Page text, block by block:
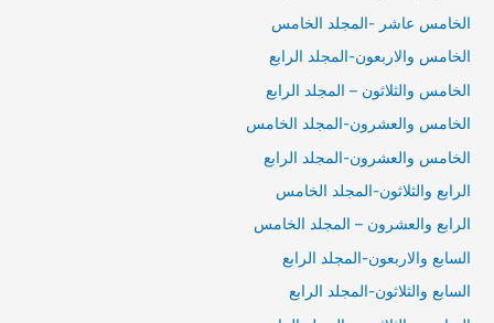
الخامس عاشر -المجلد الخامس
الخامس والاربعون-المجلد الرابع
الخامس والثلاثون – المجلد الرابع
الخامس والعشرون-المجلد الخامس
الخامس والعشرون-المجلد الرابع
الرابع والثلاثون-المجلد الخامس
الرابع والعشرون – المجلد الخامس
السابع والاربعون-المجلد الرابع
السابع والثلاثون-المجلد الرابع